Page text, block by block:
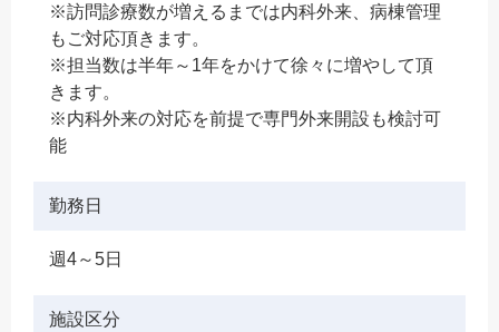
※訪問診療数が増えるまでは内科外来、病棟管理
もご対応頂きます。
※担当数は半年～1年をかけて徐々に増やして頂
きます。
※内科外来の対応を前提で専門外来開設も検討可
能
勤務日
週4～5日
施設区分